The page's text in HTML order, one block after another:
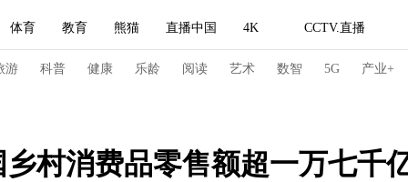
体育 教育 熊猫 直播中国 4K CCTV.直播
妙语 热解读 天天学习
持人 下载央视影音
游 科普 健康 乐龄 阅读 艺术 数智 5G 产业+
村消费品零售额超一万七千